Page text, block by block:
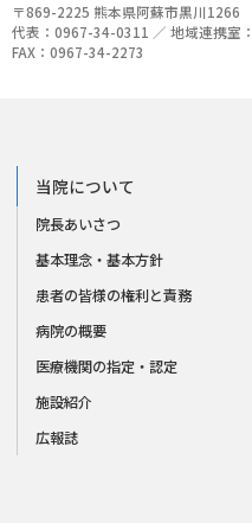
〒869-2225 熊本県阿蘇市黒川1266
代表：0967-34-0311 ／ 地域連携室
FAX：0967-34-2273
当院について
院長あいさつ
基本理念・基本方針
患者の皆様の権利と責務
病院の概要
医療機関の指定・認定
施設紹介
広報誌